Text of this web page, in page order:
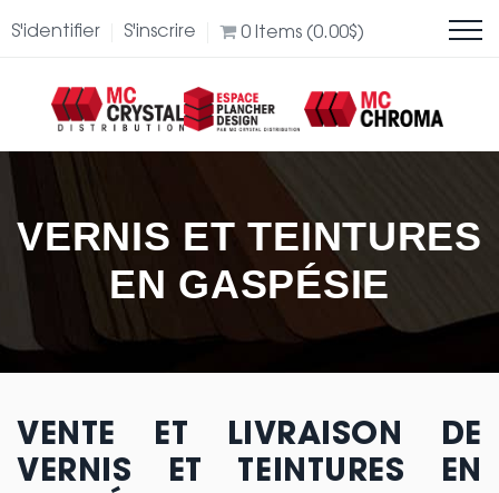
S'identifier S'inscrire 0 Items (0.00$)
VERNIS ET TEINTURES
EN GASPÉSIE
VENTE ET LIVRAISON DE
VERNIS ET TEINTURES EN